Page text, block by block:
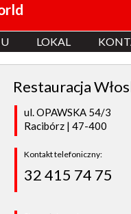
LOKAL
Restauracja
ul. OPAWSKA 54/3
Racibórz | 47-400
Kontakt telefoniczny:
32 415 74 75